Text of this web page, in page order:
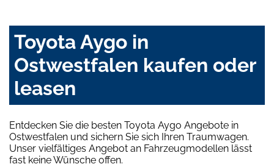
Toyota Aygo in
Ostwestfalen kaufen oder
leasen
Entdecken Sie die besten Toyota Aygo Angebote in
Ostwestfalen und sichern Sie sich Ihren Traumwagen.
Unser vielfältiges Angebot an Fahrzeugmodellen lässt
fast keine Wünsche offen.